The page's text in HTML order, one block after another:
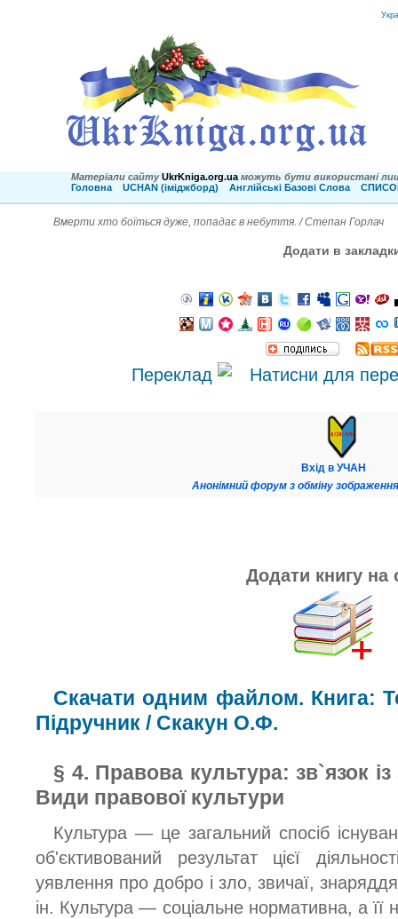
Матеріали сайту UkrKniga.org.ua можуть бути використані
Головна
UCHAN (іміджборд) Англійські Базові Слова
Вмерти хто боїться дуже, попадає в небуття. / Степан Горлач
Додати в
Переклад
Вхід в УЧАН
Анонімний форум з обміну
Додати книгу на
Скачати одним файлом. Книга:
Підручник / Скакун О.Ф.
§ 4. Правова культура: зв`язок
Види правової культури
Культура — це загальний спосіб
об'єктивований результат цієї
уявлення про добро і зло, звичаї, знаряддя
ін. Культура — соціальне нормативна, а її